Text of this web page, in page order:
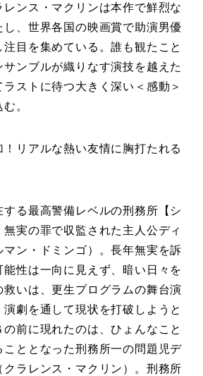
ンス・マクリンは本作で鮮烈な
、世界各国の映画賞で助演男優
目を集めている。誰も観たこと
ンブルが織りなす演技を越えた
ラストに待つ大きく深い＜感動＞
。
リアルな熱い友情に胸打たれる
る最高警備レベルの刑務所【シ
実の罪で収監された主人公ディ
マン・ドミンゴ）。長年無実を訴
能性は一向に見えず、暗い日々を
いは、更生プログラムの舞台演
劇を通して現状を打破しようと
前に現れたのは、ひょんなこと
ととなった刑務所一の問題児デ
クラレンス・マクリン）。刑務所